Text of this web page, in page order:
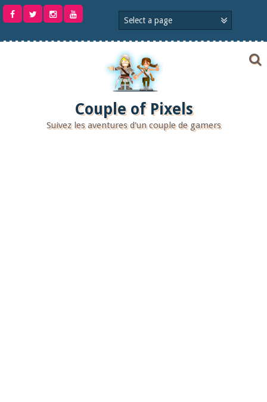
Aller
Couple of Pixels
Suivez les aventures d'un couple de gamers